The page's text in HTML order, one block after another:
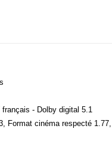
- Dolby digital 5.1
Format cinéma respecté